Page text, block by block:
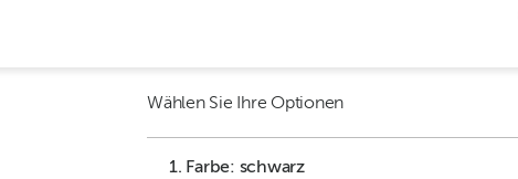
Wählen Sie Ihre Optionen
1. Farbe: schwarz